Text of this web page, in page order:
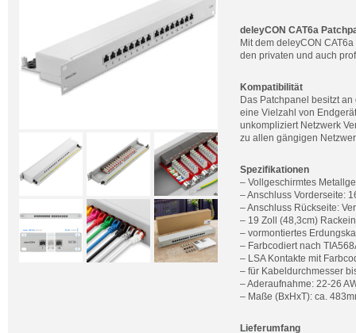
deleyCON CAT6a
Mit dem deleyCON
den privaten und auch
Kompatibilität
Das Patchpanel besitzt
eine Vielzahl von
unkompliziert Netzwerk
zu allen gängigen
Spezifikationen
– Vollgeschirmtes
– Anschluss Vorderseite:
– Anschluss Rückseite:
– 19 Zoll (48,3cm)
– vormontiertes
– Farbcodiert nach
– LSA Kontakte mit
– für Kabeldurchmesser
– Aderaufnahme: 22-26
– Maße (BxHxT): ca.
Lieferumfang